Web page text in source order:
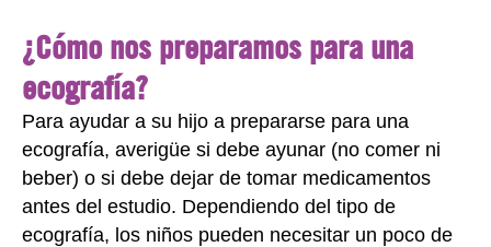
¿Cómo nos preparamos para una
ecografía?
Para ayudar a su hijo a prepararse para una
ecografía, averigüe si debe ayunar (no comer ni
beber) o si debe dejar de tomar medicamentos
antes del estudio. Dependiendo del tipo de
ecografía, los niños pueden necesitar un poco de